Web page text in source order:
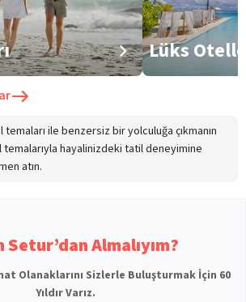
Lüks
ile benzersiz bir yolculuğa çıkmanın
temalarıyla hayalinizdeki tatil deneyimine
atın.
Setur’dan Almalıyım?
Olanaklarını Sizlerle Buluşturmak İçin 60
Yıldır Varız.